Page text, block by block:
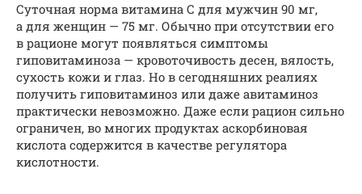
Суточная норма витамина С для мужчин 90 мг,
а для женщин — 75 мг. Обычно при отсутствии его
в рационе могут появляться симптомы
гиповитаминоза — кровоточивость десен, вялость,
сухость кожи и глаз. Но в сегодняшних реалиях
получить гиповитаминоз или даже авитаминоз
практически невозможно. Даже если рацион сильно
ограничен, во многих продуктах аскорбиновая
кислота содержится в качестве регулятора
кислотности.